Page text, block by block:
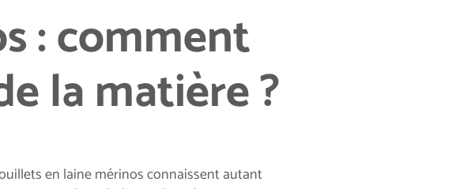
: comment
la matière ?
en laine mérinos connaissent autant